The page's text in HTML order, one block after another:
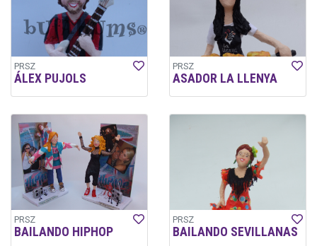
PRSZ
ÁLEX PUJOLS
PRSZ
ASADOR LA LLENYA
PRSZ
BAILANDO HIPHOP
PRSZ
BAILANDO SEVILLANAS